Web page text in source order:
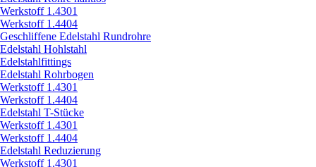
Werkstoff 1.4301
Werkstoff 1.4404
Geschliffene Edelstahl Rundrohre
Edelstahl Hohlstahl
Edelstahlfittings
Edelstahl Rohrbogen
Werkstoff 1.4301
Werkstoff 1.4404
Edelstahl T-Stücke
Werkstoff 1.4301
Werkstoff 1.4404
Edelstahl Reduzierung
Werkstoff 1.4301